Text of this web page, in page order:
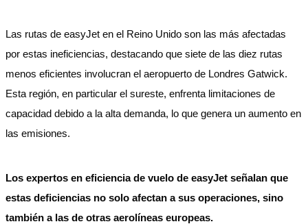
Las rutas de easyJet en el Reino Unido son las más afectadas
por estas ineficiencias, destacando que siete de las diez rutas
menos eficientes involucran el aeropuerto de Londres Gatwick.
Esta región, en particular el sureste, enfrenta limitaciones de
capacidad debido a la alta demanda, lo que genera un aumento en
las emisiones.
Los expertos en eficiencia de vuelo de easyJet señalan que
estas deficiencias no solo afectan a sus operaciones, sino
también a las de otras aerolíneas europeas.